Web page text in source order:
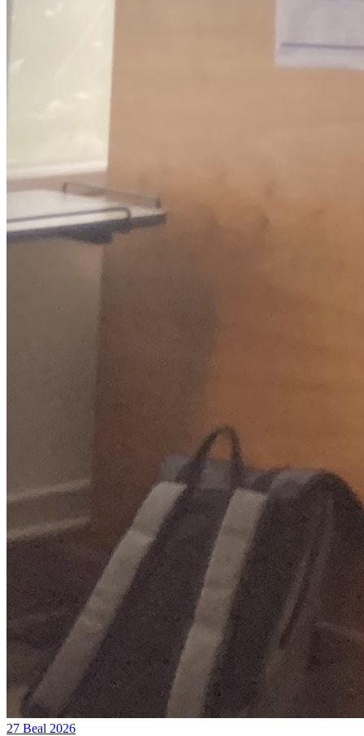
27 Beal 2026